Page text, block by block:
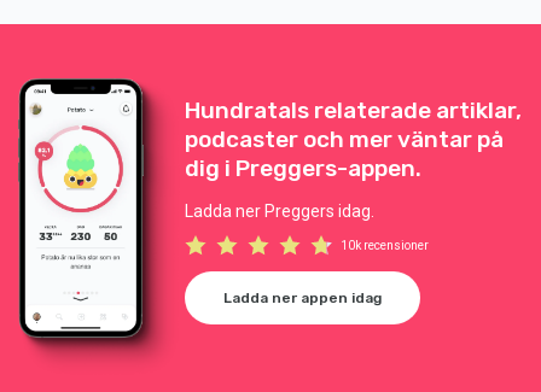
Hundratals relaterade artiklar,
podcaster och mer väntar på
dig i Preggers-appen.
Ladda ner Preggers idag.
10k recensioner
Ladda ner appen idag